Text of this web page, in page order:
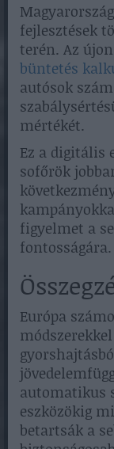
fejlesztések
terén. Az
büntetés
autósok
mértékét.
Ez a digitális
sofőrök
figyelmet a
fontosságára.
Európa
automatikus
eszközökig
betartsák a